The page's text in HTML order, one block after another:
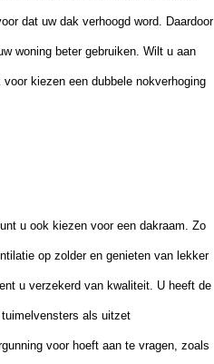
dat uw dak verhoogd word. Daardoor
woning beter gebruiken. Wilt u aan
kiezen een dubbele nokverhoging
u ook kiezen voor een dakraam. Zo
op zolder en genieten van lekker
u verzekerd van kwaliteit. U heeft de
tuimelvensters als uitzet
voor hoeft aan te vragen, zoals